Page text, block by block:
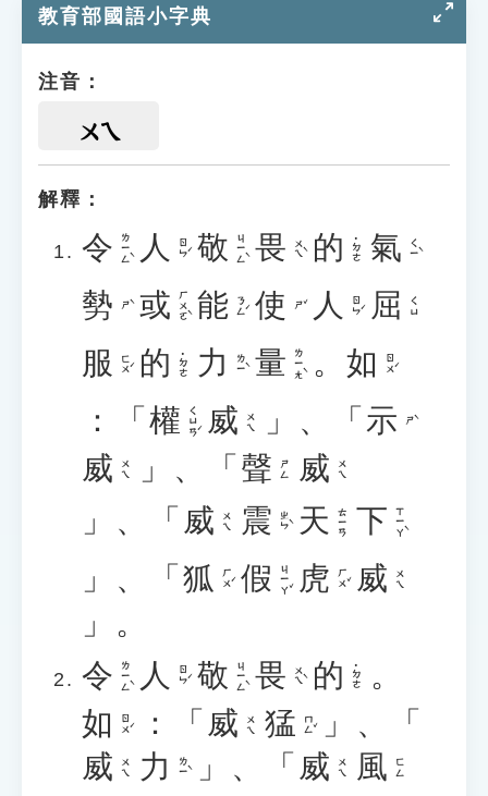
教育部國語小字典
注音：
ㄨㄟ
解釋：
令 ㄌㄧㄥˋ 人 ㄖㄣˊ 敬 ㄐㄧㄥˋ 畏 ㄨㄟˋ 的 ˙ㄉㄜ 氣 ㄑㄧˋ
勢 ㄕˋ 或 ㄏㄨㄛˋ 能 ㄋㄥˊ 使 ㄕˇ 人 ㄖㄣˊ 屈 ㄑㄩ
服 ㄈㄨˊ 的 ˙ㄉㄜ 力 ㄌㄧˋ 量 ㄌㄧㄤˋ 。 如 ㄖㄨˊ
：「 權 ㄑㄩㄢˊ 威 ㄨㄟ 」、「 示 ㄕˋ
威 ㄨㄟ 」、「 聲 ㄕㄥ 威 ㄨㄟ
」、「 威 ㄨㄟ 震 ㄓㄣˋ 天 ㄊㄧㄢ 下 ㄒㄧㄚˋ
」、「 狐 ㄏㄨˊ 假 ㄐㄧㄚˇ 虎 ㄏㄨˇ 威 ㄨㄟ
」。
令 ㄌㄧㄥˋ 人 ㄖㄣˊ 敬 ㄐㄧㄥˋ 畏 ㄨㄟˋ 的 ˙ㄉㄜ 。
如 ㄖㄨˊ ：「 威 ㄨㄟ 猛 ㄇㄥˇ
」、「
威 ㄨㄟ 力 ㄌㄧˋ 」、「 威 ㄨㄟ 風 ㄈㄥ